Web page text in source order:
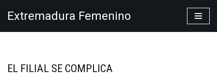
Extremadura Femenino
EL FILIAL SE COMPLICA